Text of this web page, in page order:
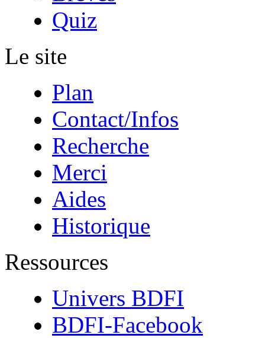
Quiz
Le site
Plan
Contact/Infos
Recherche
Merci
Aides
Historique
Ressources
Univers BDFI
BDFI-Facebook